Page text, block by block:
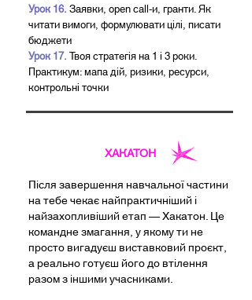
Урок 16. Заявки, open call-и, гранти. Як
читати вимоги, формулювати цілі, писати
бюджети
Урок 17. Твоя стратегія на 1 і 3 роки.
Практикум: мапа дій, ризики, ресурси,
контрольні точки
ХАКАТОН
Після завершення навчальної частини
на тебе чекає найпрактичніший і
найзахопливіший етап — Хакатон. Це
командне змагання, у якому ти не
просто вигадуєш виставковий проєкт,
а реально готуєш його до втілення
разом з іншими учасниками.